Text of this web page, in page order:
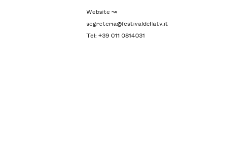
Website ↝
segreteria@festivaldellatv.it
Tel: +39 011 0814031